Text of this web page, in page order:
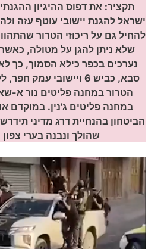
תקציר: את דפוס ההיגיון
ישראל להגנת יישובי עוטף עזה
להחיל גם על ריכוזי הטרור
שלא ניתן להגן על מטולה,
נערכים בכפר כילא הסמוך, כך
סבא, כביש 6 ויישובי
הטרור במחנה פליטים נור א-
במחנה פליטים ג'נין. במוקדם
הביטחון בהנחיית דרג מדיני
שהולך ונבנה בערי